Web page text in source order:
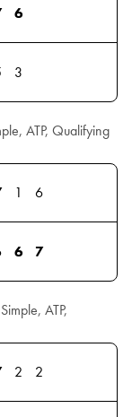
6
3
ATP, Qualifying
1 6
6 7
ATP,
2 2